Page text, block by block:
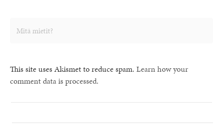
This site uses Akismet to reduce spam. Learn how your
comment data is processed.